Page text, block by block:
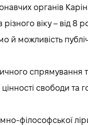
органів
віку – від
й можливість
спрямування
свободи та
філософської